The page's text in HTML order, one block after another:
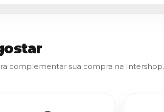
complementar sua compra na Intershop.